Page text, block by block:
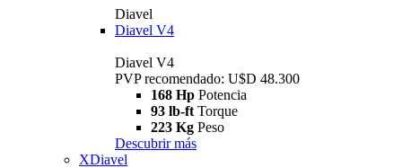
Diavel
Diavel V4
Diavel V4
PVP recomendado: U$D 48.300
168 Hp Potencia
93 lb-ft Torque
223 Kg Peso
Descubrir más
XDiavel